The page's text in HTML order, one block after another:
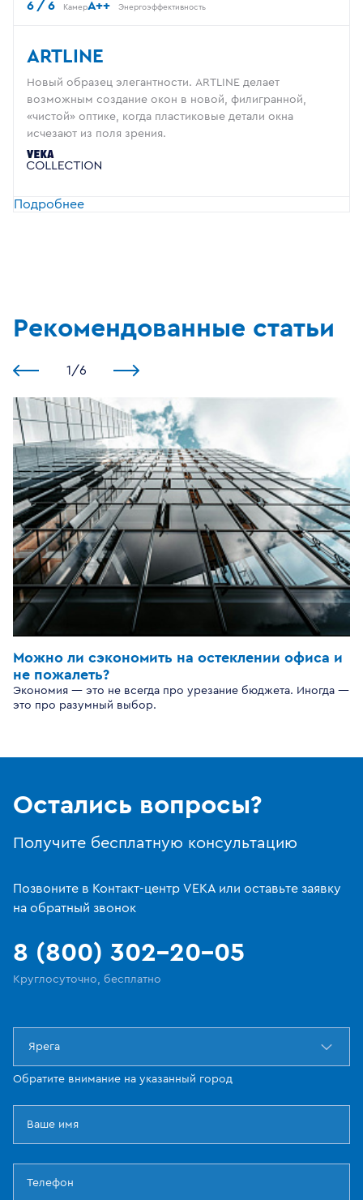
6 / 6 КамерA++ Энергоэффективность
ARTLINE
Новый образец элегантности. ARTLINE делает
возможным создание окон в новой, филигранной,
«чистой» оптике, когда пластиковые детали окна
исчезают из поля зрения.
Подробнее
Рекомендованные статьи
1 /6
Можно ли сэкономить на остеклении офиса и
не пожалеть?
Экономия — это не всегда про урезание бюджета. Иногда —
это про разумный выбор.
Остались вопросы?
Получите бесплатную консультацию
Позвоните в Контакт-центр VEKA или оставьте заявку
на обратный звонок
8 (800) 302-20-05
Круглосуточно, бесплатно
Ярега
Обратите внимание на указанный город